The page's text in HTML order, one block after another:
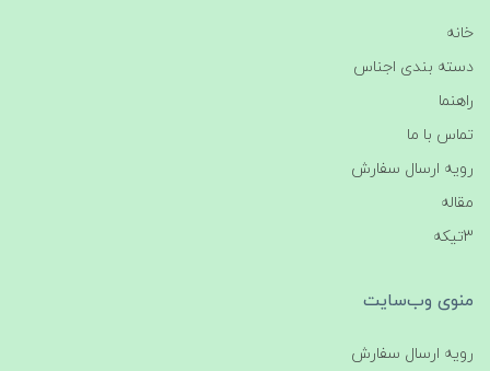
خانه
دسته بندی اجناس
راهنما
تماس با ما
رویه ارسال سفارش
مقاله
3تیکه
منوی وب‌سایت
رویه ارسال سفارش